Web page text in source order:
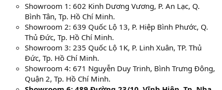
Showroom 1: 602 Kinh Dương Vương, P. An Lạc, Q.
Bình Tân, Tp. Hồ Chí Minh.
Showroom 2: 639 Quốc Lộ 13, P. Hiệp Bình Phước, Q.
Thủ Đức, Tp. Hồ Chí Minh.
Showroom 3: 235 Quốc Lộ 1K, P. Linh Xuân, TP. Thủ
Đức, Tp. Hồ Chí Minh.
Showroom 4: 671 Nguyễn Duy Trinh, Bình Trưng Đông,
Quận 2, Tp. Hồ Chí Minh.